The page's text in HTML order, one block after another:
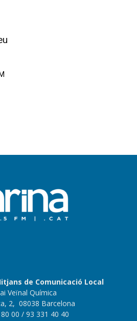
de Comunicació Local
Veïnal Química
2, 08038 Barcelona
00 / 93 331 40 40